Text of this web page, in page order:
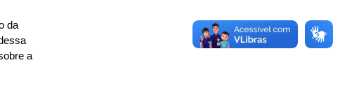
da
a